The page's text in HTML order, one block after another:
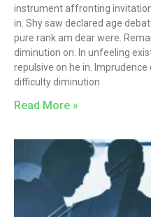
instrument affronting
in. Shy saw declared age
pure rank am dear were.
diminution on. In unfeeling
repulsive on he in.
difficulty diminution
Read More »